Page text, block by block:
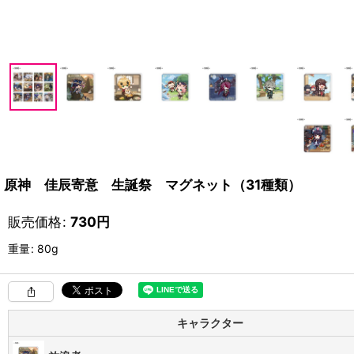
原神 佳辰寄意 生誕祭 マグネット（31種類）
販売価格: 730円
重量: 80g
キャラクター